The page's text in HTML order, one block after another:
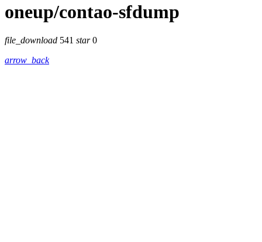
oneup/contao-sfdump
file_download 541 star0
arrow_back